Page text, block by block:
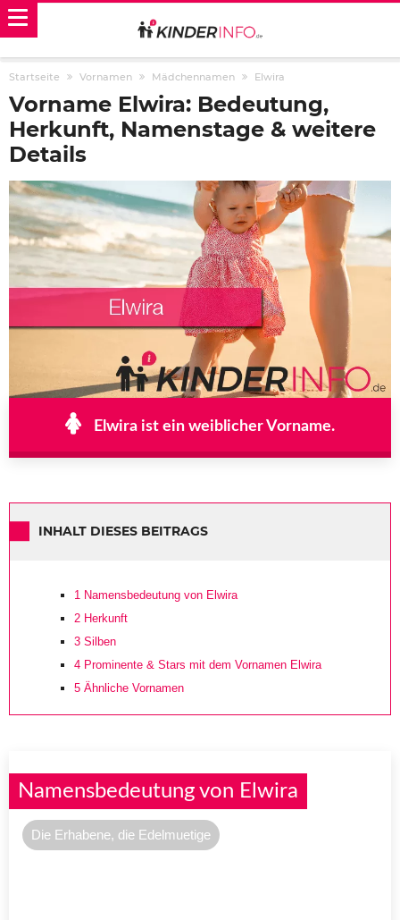
Startseite Vornamen Mädchennamen Elwira
Vorname Elwira: Bedeutung,
Herkunft, Namenstage & weitere
Details
Elwira ist ein weiblicher Vorname.
INHALT DIESES BEITRAGS
1 Namensbedeutung von Elwira
2 Herkunft
3 Silben
4 Prominente & Stars mit dem Vornamen Elwira
5 Ähnliche Vornamen
Namensbedeutung von Elwira
Die Erhabene, die Edelmuetige